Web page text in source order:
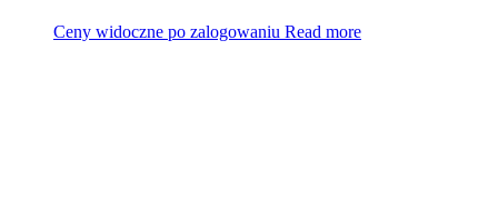
Ceny widoczne po zalogowaniu Read more